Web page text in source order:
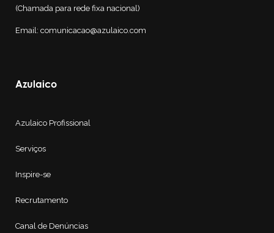
(Chamada para rede fixa nacional)
Email: comunicacao@azulaico.com
Azulaico
Azulaico Profissional
Serviços
Inspire-se
Recrutamento
Canal de Denúncias